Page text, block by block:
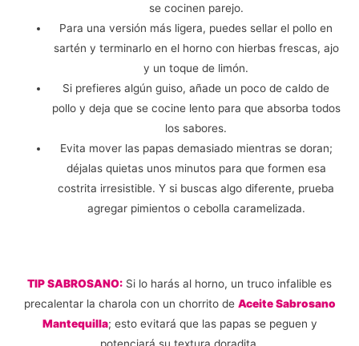
se cocinen parejo.
Para una versión más ligera, puedes sellar el pollo en
sartén y terminarlo en el horno con hierbas frescas, ajo
y un toque de limón.
Si prefieres algún guiso, añade un poco de caldo de
pollo y deja que se cocine lento para que absorba todos
los sabores.
Evita mover las papas demasiado mientras se doran;
déjalas quietas unos minutos para que formen esa
costrita irresistible. Y si buscas algo diferente, prueba
agregar pimientos o cebolla caramelizada.
TIP SABROSANO: Si lo harás al horno, un truco infalible es
precalentar la charola con un chorrito de Aceite Sabrosano
Mantequilla; esto evitará que las papas se peguen y